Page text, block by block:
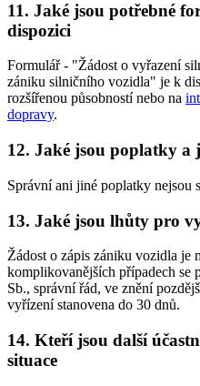
11. Jaké jsou potřebné
dispozici
Formulář - "Žádost o vyřazení
zániku silničního vozidla" je k
rozšířenou působností nebo na
dopravy.
12. Jaké jsou poplatky a
Správní ani jiné poplatky nejsou
13. Jaké jsou lhůty pro
Žádost o zápis zániku vozidla je
komplikovanějších případech se
Sb., správní řád, ve znění
vyřízení stanovena do 30 dnů.
14. Kteří jsou další
situace